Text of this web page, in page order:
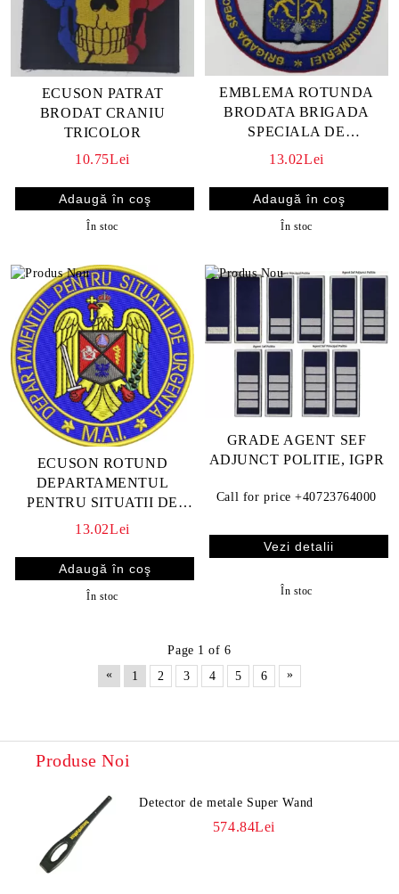
ECUSON PATRAT
BRODAT CRANIU
TRICOLOR
10.75Lei
În stoc
EMBLEMA ROTUNDA
BRODATA BRIGADA
SPECIALA DE
INTERVENTIE "VLAD
13.02Lei
În stoc
ECUSON ROTUND
DEPARTAMENTUL
PENTRU SITUATII DE
URGENTA M.A.I.
13.02Lei
În stoc
GRADE AGENT SEF
ADJUNCT POLITIE, IGPR
Call for price +40723764000
Vezi detalii
În stoc
Page 1 of 6
«
1 2 3 4 5 6 »
Produse Noi
Detector de metale Super Wand
574.84Lei